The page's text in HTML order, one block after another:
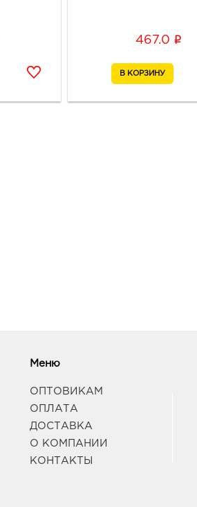
467.0 i
Меню
ОПТОВИКАМ
ОПЛАТА
ДОСТАВКА
О КОМПАНИИ
КОНТАКТЫ